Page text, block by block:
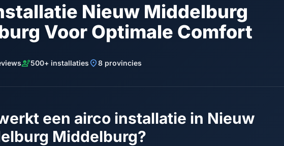
Nieuw Middelburg
Voor Optimale Comfort
engineering500+ installaties location_on8 provincies
een airco installatie in Nieuw
Middelburg?